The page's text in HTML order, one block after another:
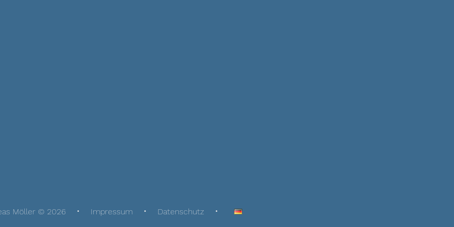
Möller © 2026 Impressum Datenschutz